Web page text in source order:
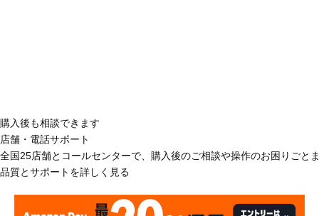
購入後も相談できます
店舗・電話サポート
全国25店舗とコールセンターで、購入後のご相談や操作のお困りごと
品質とサポートを詳しく見る